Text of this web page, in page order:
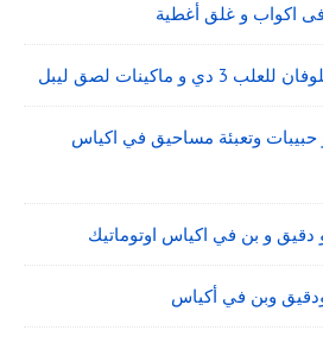
حبيبات وتعبئة مساحيق في اكياس